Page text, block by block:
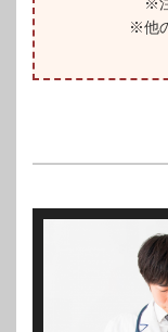
※
※他